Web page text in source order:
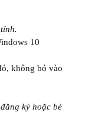
10
không bỏ vào
ký hoặc bẻ